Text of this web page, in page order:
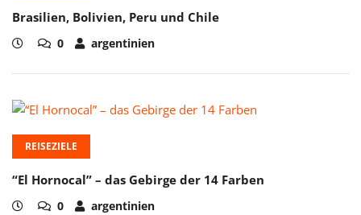
Brasilien, Bolivien, Peru und Chile
0 argentinien
REISEZIELE
“El Hornocal” – das Gebirge der 14 Farben
0 argentinien